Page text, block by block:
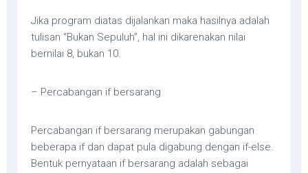
Jika program diatas dijalankan maka hasilnya adalah
tulisan “Bukan Sepuluh”, hal ini dikarenakan nilai
bernilai 8, bukan 10.
– Percabangan if bersarang
Percabangan if bersarang merupakan gabungan
beberapa if dan dapat pula digabung dengan if-else.
Bentuk pernyataan if bersarang adalah sebagai